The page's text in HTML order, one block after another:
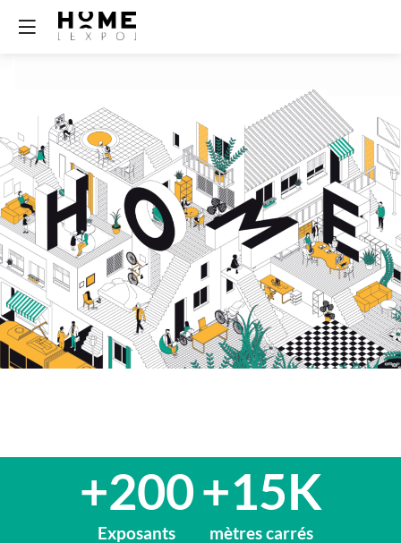
+200
Exposants
+15K
mètres carrés